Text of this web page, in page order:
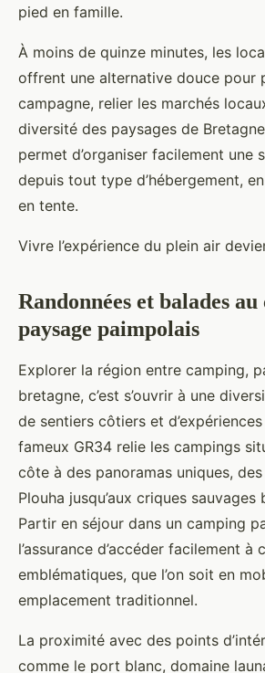
pied en famille.
À moins de quinze minutes, les
offrent une alternative douce pour
campagne, relier les marchés
diversité des paysages de
permet d’organiser facilement une
depuis tout type d’hébergement,
en tente.
Vivre l’expérience du plein air
Randonnées et balades
paysage paimpolais
Explorer la région entre camping,
bretagne, c’est s’ouvrir à une
de sentiers côtiers et
fameux GR34 relie les campings
côte à des panoramas uniques,
Plouha jusqu’aux criques sauvages
Partir en séjour dans un camping
l’assurance d’accéder facilement à
emblématiques, que l’on soit en
emplacement traditionnel.
La proximité avec des points
comme le port blanc, domaine